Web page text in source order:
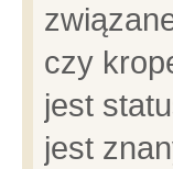
czy
jest
jest